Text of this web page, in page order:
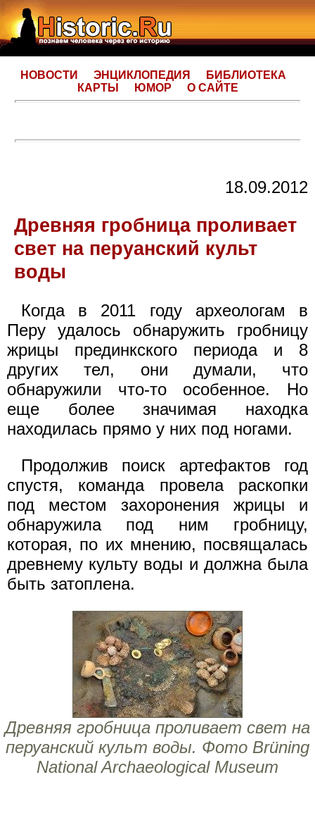
НОВОСТИ ЭНЦИКЛОПЕДИЯ
БИБЛИОТЕКА
КАРТЫ
ЮМОР О САЙТЕ
18.09.2012
Древняя гробница проливает
свет на перуанский культ
воды
Когда в 2011 году археологам в
Перу удалось обнаружить гробницу
жрицы прединкского периода и 8
других тел, они думали, что
обнаружили что-то особенное. Но
еще более значимая находка
находилась прямо у них под ногами.
Продолжив поиск артефактов год
спустя, команда провела раскопки
под местом захоронения жрицы и
обнаружила под ним гробницу,
которая, по их мнению, посвящалась
древнему культу воды и должна была
быть затоплена.
Древняя гробница проливает свет на
перуанский культ воды. Фото Brüning
National Archaeological Museum